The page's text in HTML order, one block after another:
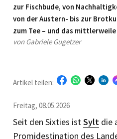
zur Fisch­bude, von
von der Austern- bis zur
zum Tee – und das
von Gabriele Gugetzer
Freitag, 08.05.2026
Artikel teilen:
Seit den Sixties ist Sylt die
Promidestination des